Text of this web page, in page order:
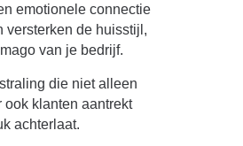
emotionele connectie
versterken de huisstijl,
van je bedrijf.
die niet alleen
ook klanten aantrekt
achterlaat.